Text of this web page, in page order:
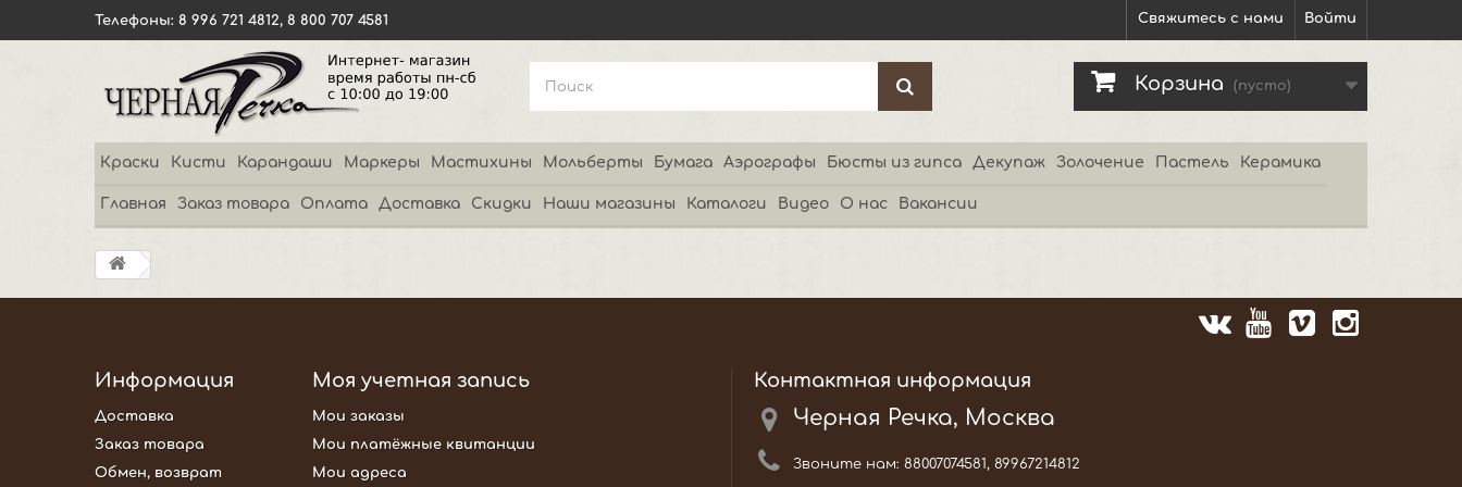
Войти
Свяжитесь с нами
Телефоны: 8 996 721 4812, 8 800 707 4581
Корзина (пусто)
Краски Кисти Карандаши Маркеры Мастихины Мольберты Бумага Аэрографы Бюсты из гипса Декупаж Золочение Пастель Керамика
Главная Заказ товара Оплата Доставка Скидки Наши магазины Каталоги Видео О нас Вакансии
Информация
Доставка
Заказ товара
Обмен, возврат
Моя учетная запись
Мои заказы
Мои платёжные квитанции
Мои адреса
Контактная информация
Черная Речка, Москва
Звоните нам: 88007074581, 89967214812